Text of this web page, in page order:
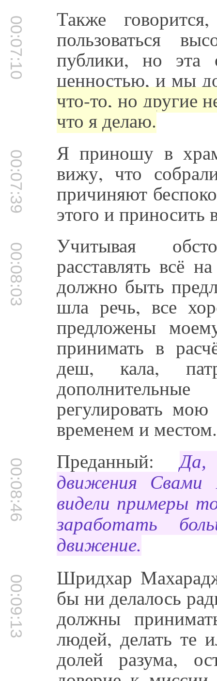
00:07:10 Также
пользоваться
публики, но эта
ценностью, и мы
что-то, но другие
что я делаю.
00:07:39 Я приношу в
вижу, что
причиняют
этого и
00:08:03 Учитывая
расставлять всё
должно быть
шла речь, все
предложены
принимать в
деш, кала,
регулировать
временем и
00:08:46 Преданный:
движения
видели примеры
заработать
движение.
00:09:13 Шридхар
бы ни делалось
должны
людей, делать те
долей разума,